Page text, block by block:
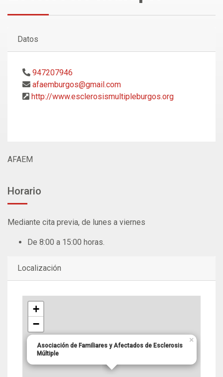
Datos
947207946
afaemburgos@gmail.com
http://www.esclerosismultipleburgos.org
AFAEM
Horario
Mediante cita previa, de lunes a viernes
De 8:00 a 15:00 horas.
Localización
Asociación de Familiares y Afectados de Esclerosis
Múltiple
×
+
−